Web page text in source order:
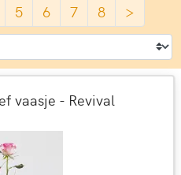
5 6 7 8 >
vaasje - Revival